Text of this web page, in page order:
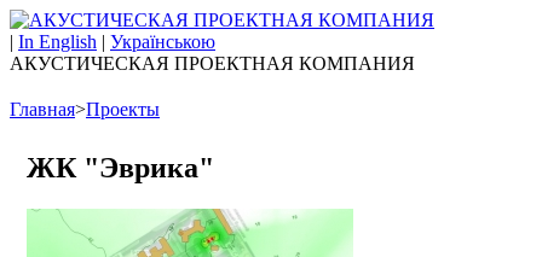
| In English | Українською
АКУСТИЧЕСКАЯ ПРОЕКТНАЯ КОМПАНИЯ
Главная>Проекты
ЖК "Эврика"